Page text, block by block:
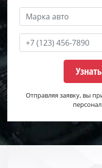
Отправляя заявку, вы